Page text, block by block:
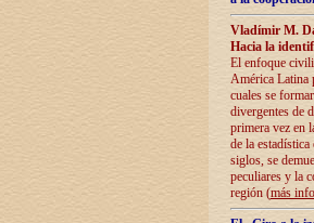
Vladímir M.
Hacia la
El enfoque
América Latina
cuales se
divergentes de
primera vez en
de la
siglos, se
peculiares y la
región (más